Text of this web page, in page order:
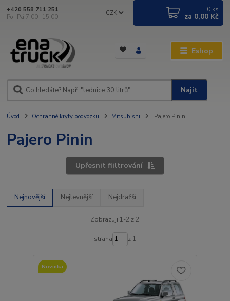
Eshop
CZK
Najít
+420 558 711 251
Po- Pá 7:00- 15:00
0 ks
za 0,00 Kč
Úvod Ochranné kryty podvozku Mitsubishi Pajero Pinin
Pajero Pinin
Upřesnit fiiltrování
Nejnovější Nejlevnější Nejdražší
Zobrazuji 1-2 z 2
strana z 1
Novinka